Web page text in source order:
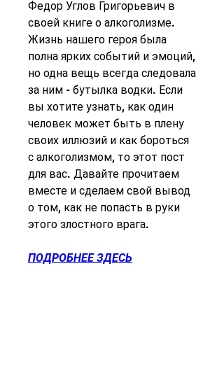
Федор Углов Григорьевич в
своей книге о алкоголизме.
Жизнь нашего героя была
полна ярких событий и эмоций,
но одна вещь всегда следовала
за ним - бутылка водки. Если
вы хотите узнать, как один
человек может быть в плену
своих иллюзий и как бороться
с алкоголизмом, то этот пост
для вас. Давайте прочитаем
вместе и сделаем свой вывод
о том, как не попасть в руки
этого злостного врага.
ПОДРОБНЕЕ ЗДЕСЬ